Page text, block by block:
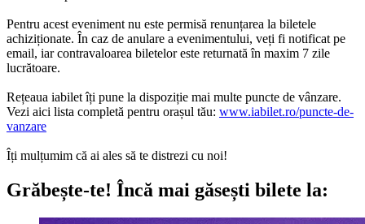
Pentru acest eveniment nu este permisă renunțarea la biletele
achiziționate. În caz de anulare a evenimentului, veți fi notificat pe
email, iar contravaloarea biletelor este returnată în maxim 7 zile
lucrătoare.
Rețeaua iabilet îți pune la dispoziție mai multe puncte de vânzare.
Vezi aici lista completă pentru orașul tău: www.iabilet.ro/puncte-de-
vanzare
Îți mulțumim că ai ales să te distrezi cu noi!
Grăbește-te! Încă mai găsești bilete la: